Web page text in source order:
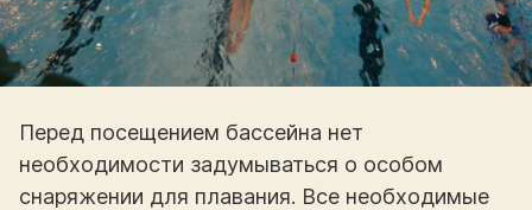
Перед посещением бассейна нет
необходимости задумываться о особом
снаряжении для плавания. Все необходимые